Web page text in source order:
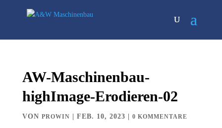
AW-Maschinenbau-
highImage-Erodieren-02
VON PROWIN FEB. 10, 2023 0 KOMMENTARE